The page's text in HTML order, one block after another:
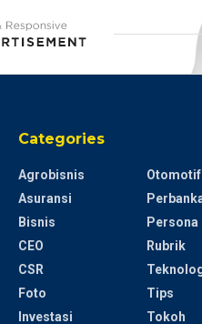
Categories
Agrobisnis
Asuransi
Bisnis
CEO
CSR
Foto
Investasi
Otomotif
Persona
Rubrik
Tips
Tokoh